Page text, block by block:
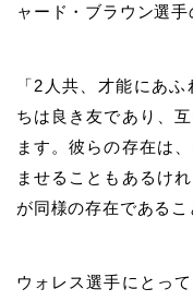
ャード・ブラウン選手
「2人共、才能にあ
ちは良き友であり、
ます。彼らの存在は
ませることもあるけ
が同様の存在であるこ
ウォレス選手にとっ